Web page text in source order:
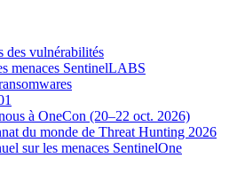
des vulnérabilités
menaces SentinelLABS
à OneCon (20–22 oct. 2026)
du monde de Threat Hunting 2026
sur les menaces SentinelOne